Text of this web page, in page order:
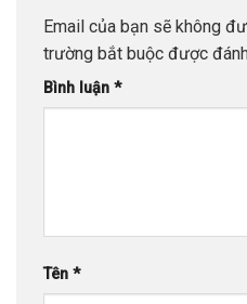
Email của bạn sẽ không
trường bắt buộc được
Bình luận *
Tên *